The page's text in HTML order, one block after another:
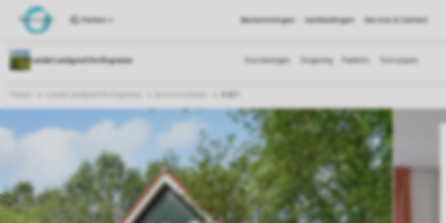
Parken Bestemmingen Aanbiedingen Service & Contact